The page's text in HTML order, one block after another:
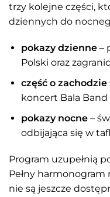
trzy kolejne części,
dziennych do
pokazy dzienne–
Polski oraz
część o zachodzie
koncert Bala Band
pokazy nocne–
odbijająca się w
Program uzupełnią
Pełny
nie są jeszcze